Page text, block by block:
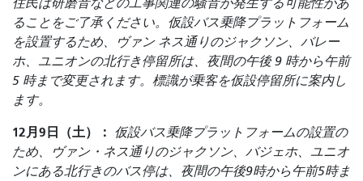
住民は研磨音などの工事関連の騒音が発生する可能性があ
ることをご了承ください。仮設バス乗降プラットフォーム
を設置するため、ヴァン ネス通りのジャクソン、バレー
ホ、ユニオンの北行き停留所は、夜間の午後 9 時から午前
5 時まで変更されます。標識が乗客を仮設停留所に案内し
ます。
12月9日（土）： 仮設バス乗降プラットフォームの設置の
ため、ヴァン・ネス通りのジャクソン、バジェホ、ユニオ
ンにある北行きのバス停は、夜間の午後9時から午前5時ま